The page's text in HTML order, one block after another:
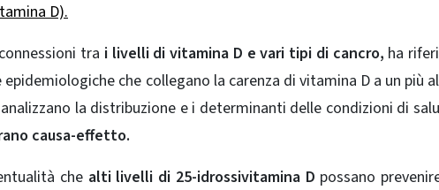
D).
tra i livelli di vitamina D e vari tipi di cancro, ha
che collegano la carenza di vitamina D a un più
la distribuzione e i determinanti delle condizioni di
causa-effetto.
chealti livelli di 25-idrossivitamina D possano